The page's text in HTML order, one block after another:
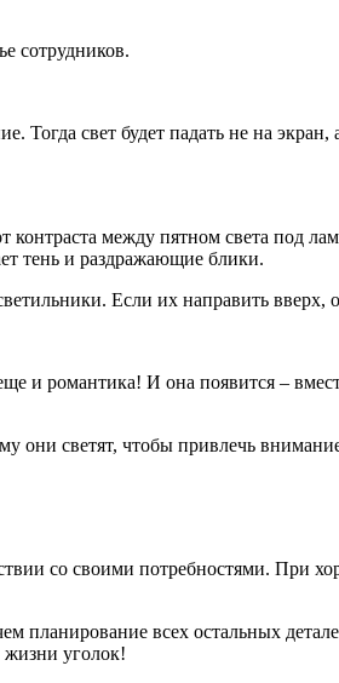
сотрудников.
Тогда свет будет падать не на
контраста между пятном света
тень и раздражающие блики.
Если их направить
и романтика! И она появится –
они светят, чтобы привлечь
со своими потребностями.
планирование всех остальных
уголок!